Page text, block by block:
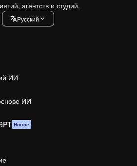
агентств и студий.
Pусский
ИИ
ИИ
Новое